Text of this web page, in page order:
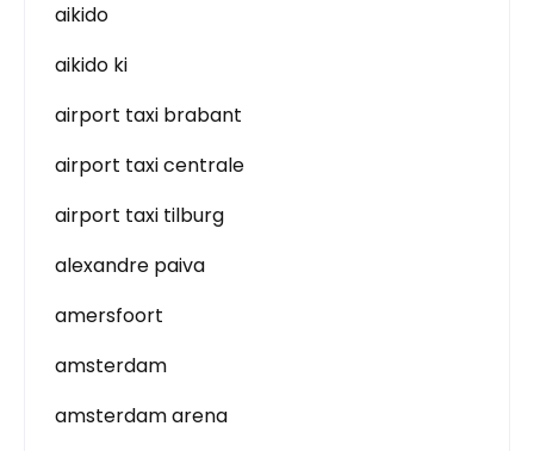
aikido
aikido ki
airport taxi brabant
airport taxi centrale
airport taxi tilburg
alexandre paiva
amersfoort
amsterdam
amsterdam arena